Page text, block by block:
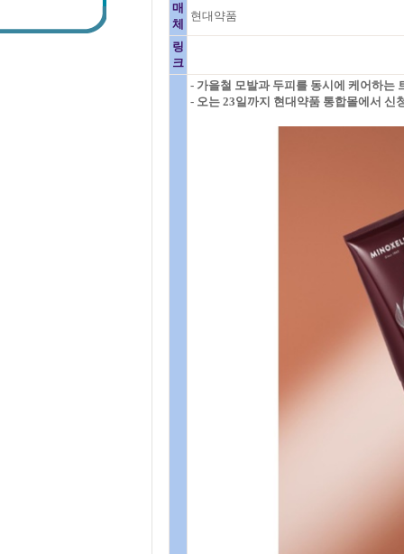
매
체
현대약품
링
크
- 가을철 모발과 두피를 동시에 케어하는
- 오는 23일까지 현대약품 통합몰에서 신